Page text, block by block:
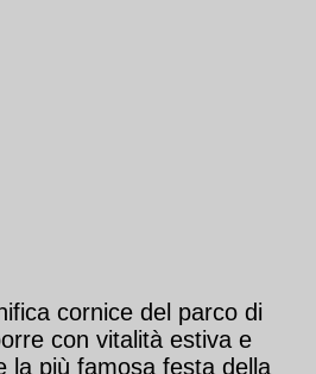
cornice del parco di
con vitalità estiva e
la più famosa festa della